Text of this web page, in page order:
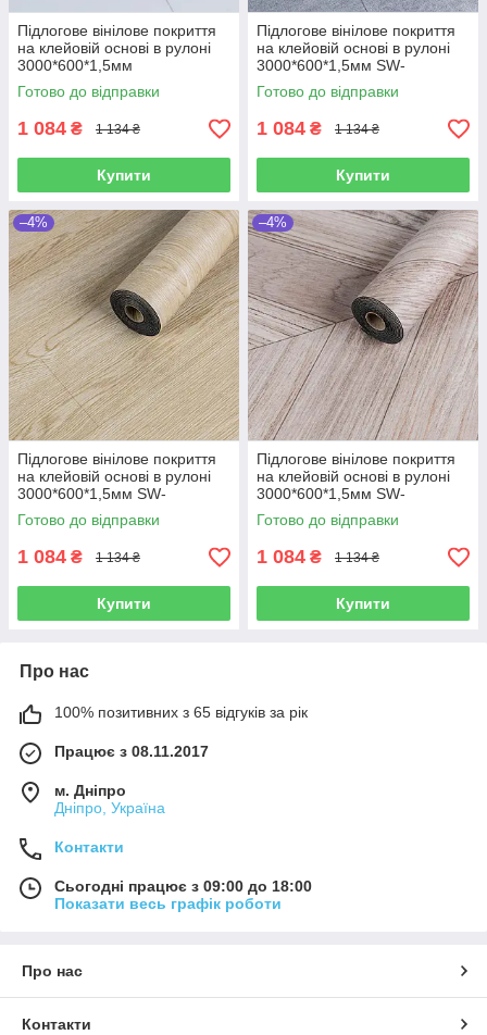
Підлогове вінілове покриття
на клейовій основі в рулоні
3000*600*1,5мм
Готово до відправки
1 084 ₴ 1 134 ₴
Купити
Підлогове вінілове покриття
на клейовій основі в рулоні
3000*600*1,5мм SW-
00001820
Готово до відправки
1 084 ₴ 1 134 ₴
Купити
–4%
Підлогове вінілове покриття
на клейовій основі в рулоні
3000*600*1,5мм SW-
00001818
Готово до відправки
1 084 ₴ 1 134 ₴
Купити
–4%
Підлогове вінілове покриття
на клейовій основі в рулоні
3000*600*1,5мм SW-
00001819
Готово до відправки
1 084 ₴ 1 134 ₴
Купити
Про нас
100% позитивних з 65 відгуків за рік
Працює з 08.11.2017
м. Дніпро
Дніпро, Україна
Контакти
Сьогодні працює з 09:00 до 18:00
Показати весь графік роботи
Про нас
Контакти